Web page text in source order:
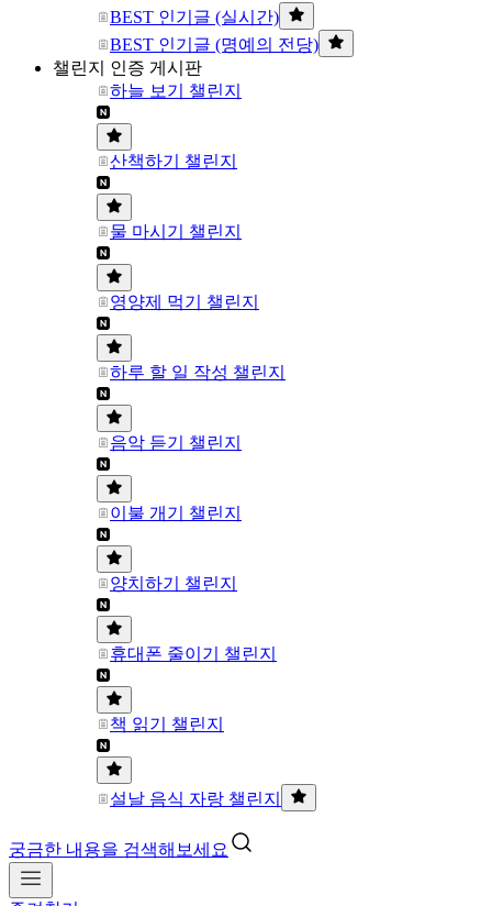
BEST 인기글 (실시간)
BEST 인기글 (명예의 전당)
챌린지 인증 게시판
하늘 보기 챌린지
산책하기 챌린지
물 마시기 챌린지
영양제 먹기 챌린지
하루 할 일 작성 챌린지
음악 듣기 챌린지
이불 개기 챌린지
양치하기 챌린지
휴대폰 줄이기 챌린지
책 읽기 챌린지
설날 음식 자랑 챌린지
궁금한 내용을 검색해보세요